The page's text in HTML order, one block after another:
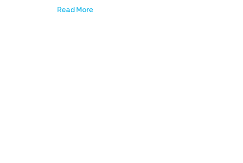
Read More